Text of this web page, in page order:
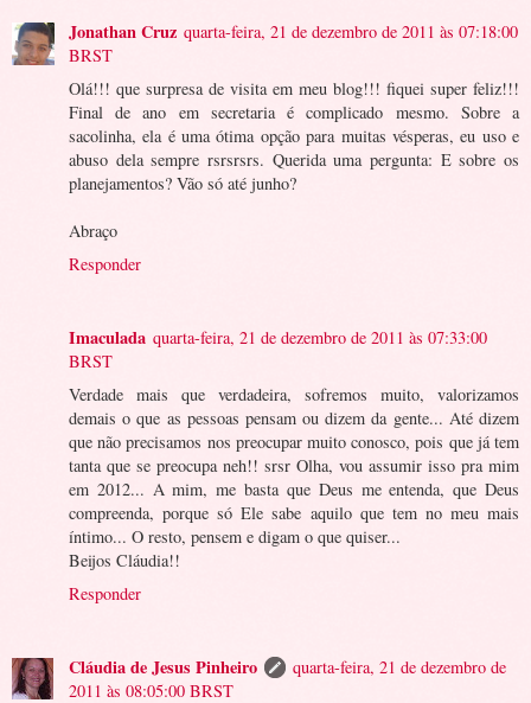
Jonathan Cruz quarta-feira, 21 de dezembro de 2011 às 07:18:00
BRST
Olá!!! que surpresa de visita em meu blog!!! fiquei super feliz!!!
Final de ano em secretaria é complicado mesmo. Sobre a
sacolinha, ela é uma ótima opção para muitas vésperas, eu uso e
abuso dela sempre rsrsrsrs. Querida uma pergunta: E sobre os
planejamentos? Vão só até junho?
Abraço
Responder
Imaculada quarta-feira, 21 de dezembro de 2011 às 07:33:00
BRST
Verdade mais que verdadeira, sofremos muito, valorizamos
demais o que as pessoas pensam ou dizem da gente... Até dizem
que não precisamos nos preocupar muito conosco, pois que já tem
tanta que se preocupa neh!! srsr Olha, vou assumir isso pra mim
em 2012... A mim, me basta que Deus me entenda, que Deus
compreenda, porque só Ele sabe aquilo que tem no meu mais
íntimo... O resto, pensem e digam o que quiser...
Beijos Cláudia!!
Responder
Cláudia de Jesus Pinheiro
quarta-feira, 21 de dezembro de
2011 às 08:05:00 BRST